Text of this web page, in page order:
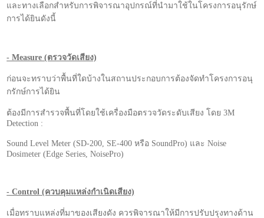
และทางเลือกสำหรับการพิจารณาอุปกรณ์ที่นำมาใช้ในโครงการอนุรักษ์
การได้ยินดังนี้
- Measure (ตรวจวัดเสียง)
ก่อนจะทราบว่าพื้นที่ใดบ้างในสถานประกอบการต้องจัดทำโครงการอนุ
กรักษ์การได้ยิน
ต้องมีการสำรวจพื้นที่โดยใช้เครื่องมือตรวจวัดระดับเสียง โดย 3M
Detection :
Sound Level Meter (SD-200, SE-400 หรือ SoundPro) และ Noise
Dosimeter (Edge Series, NoisePro)
- Control (ควบคุมแหล่งกำเนิดเสียง)
เมื่อทราบแหล่งที่มาของเสียงดัง ควรพิจารณาให้มีการปรับปรุงทางด้าน